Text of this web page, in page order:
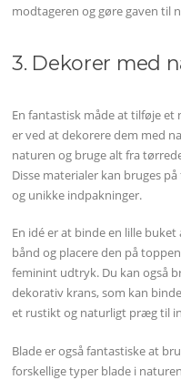
modtageren og gøre gaven til
3. Dekorer med
En fantastisk måde at tilføje
er ved at dekorere dem med
naturen og bruge alt fra
Disse materialer kan bruges
og unikke indpakninger.
En idé er at binde en lille
bånd og placere den på
feminint udtryk. Du kan også
dekorativ krans, som kan
et rustikt og naturligt præg til
Blade er også fantastiske at
forskellige typer blade i